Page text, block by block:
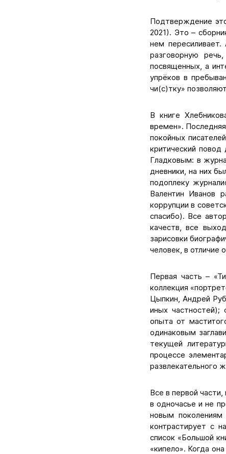
Подтверждение
2021). Это –
нем
разговорную
посвященных, а
упрёков в
чи(с)тку»
В книге
времен».
покойных
критический
Гладковым: в
дневники, на них
подоплеку
Валентин Иванов
коррупции в
спасибо). Все
качеств, все
зарисовки
человек, в отличие
Первая часть –
коллекция
Цыпкин, Андрей
иных частностей);
опыта от
одинаковым
текущей
процессе
развлекательного
Все в первой
в одночасье и не
новым
контрастирует с
список «Большой
«кипело». Когда